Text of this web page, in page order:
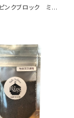
ンクブロック ミニ